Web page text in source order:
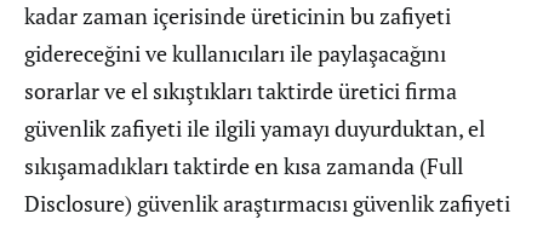
kadar zaman içerisinde üreticinin bu zafiyeti
gidereceğini ve kullanıcıları ile paylaşacağını
sorarlar ve el sıkıştıkları taktirde üretici firma
güvenlik zafiyeti ile ilgili yamayı duyurduktan, el
sıkışamadıkları taktirde en kısa zamanda (Full
Disclosure) güvenlik araştırmacısı güvenlik zafiyeti